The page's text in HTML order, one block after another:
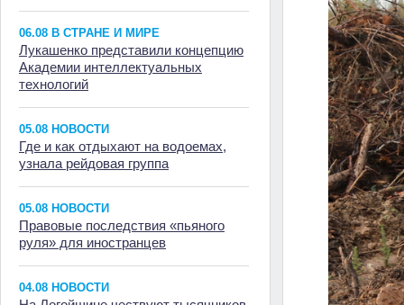
06.08 В СТРАНЕ И МИРЕ
Лукашенко представили концепцию
Академии интеллектуальных
технологий
05.08 НОВОСТИ
Где и как отдыхают на водоемах,
узнала рейдовая группа
05.08 НОВОСТИ
Правовые последствия «пьяного
руля» для иностранцев
04.08 НОВОСТИ